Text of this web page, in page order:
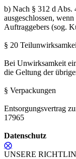
b) Nach § 312 d Abs.
ausgeschlossen,
Auftraggebers (sog.
§ 20
Bei Unwirksamkeit
die Geltung der
§ Verpackungen
Entsorgungsvertrag
17965
Datenschutz
⨂
UNSERE